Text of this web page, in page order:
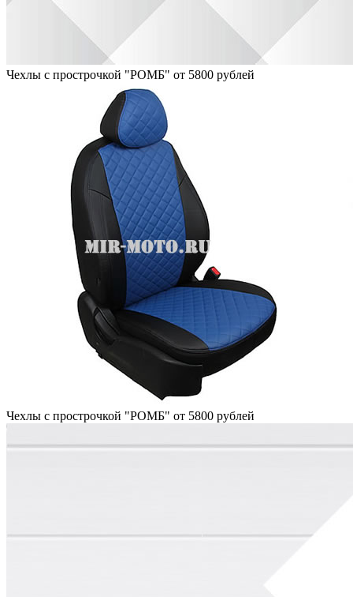
Чехлы с прострочкой "РОМБ" от 5800 рублей
Чехлы с прострочкой "РОМБ" от 5800 рублей